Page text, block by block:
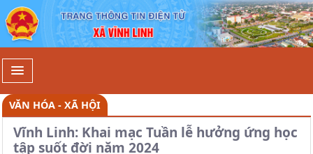
Chi tiết - Xã Vĩnh Linh
VĂN HÓA - XÃ HỘI
Vĩnh Linh: Khai mạc Tuần lễ hưởng ứng học
tập suốt đời năm 2024